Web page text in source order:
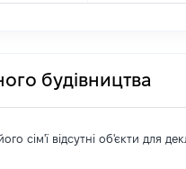
будівництва
сім'ї відсутні об'єкти для